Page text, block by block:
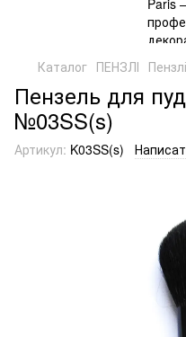
Каталог ПЕНЗЛІ
Пензель для
№03SS(s)
Артикул: K03SS(s)